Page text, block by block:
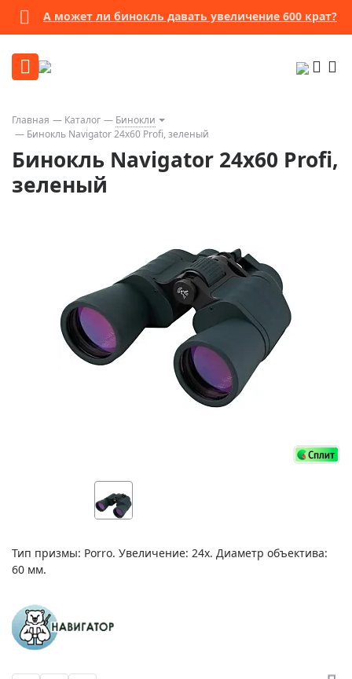
А может ли бинокль давать увеличение 600 крат?
Главная Каталог
Бинокли
Бинокль Navigator 24х60 Profi, зеленый
Бинокль Navigator 24х60 Profi,
зеленый
Тип призмы: Porro. Увеличение: 24х. Диаметр объектива:
60 мм.